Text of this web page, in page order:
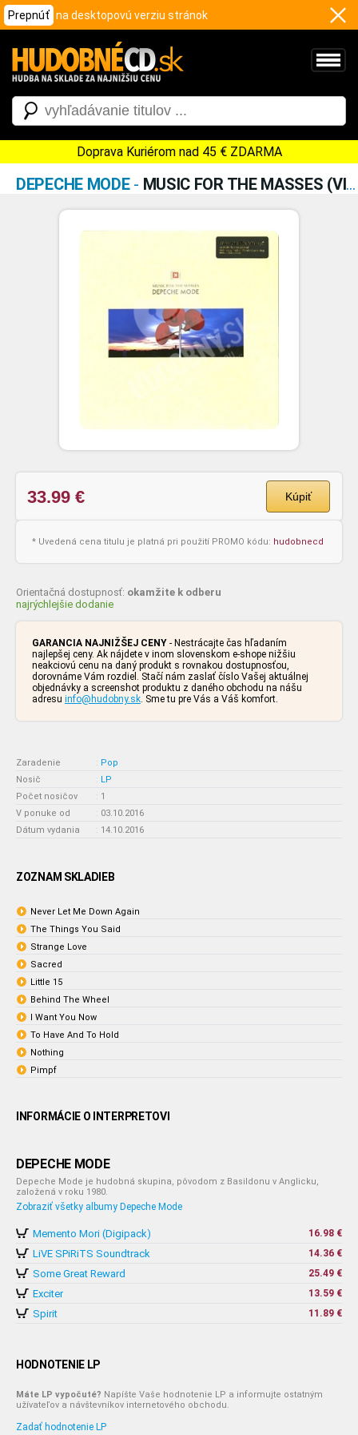
Prepnúť na desktopovú verziu stránok
Doprava Kuriérom nad 45 € ZDARMA
DEPECHE MODE- MUSIC FOR THE MASSES (VINYL)
33.99 € Kúpiť
* Uvedená cena titulu je platná pri použití PROMO kódu: hudobnecd
Orientačná dostupnosť: okamžite k odberu
najrýchlejšie dodanie
GARANCIA NAJNIŽŠEJ CENY - Nestrácajte čas hľadaním
najlepšej ceny. Ak nájdete v inom slovenskom e-shope nižšiu
neakciovú cenu na daný produkt s rovnakou dostupnosťou,
dorovnáme Vám rozdiel. Stačí nám zaslať číslo Vašej aktuálnej
objednávky a screenshot produktu z daného obchodu na nášu
adresu info@hudobny.sk. Sme tu pre Vás a Váš komfort.
Zaradenie : Pop
Nosič
: LP
Počet nosičov
: 1
V ponuke od
: 03.10.2016
Dátum vydania
: 14.10.2016
ZOZNAM SKLADIEB
Never Let Me Down Again
The Things You Said
Strange Love
Sacred
Little 15
Behind The Wheel
I Want You Now
To Have And To Hold
Nothing
Pimpf
INFORMÁCIE O INTERPRETOVI
DEPECHE MODE
Depeche Mode je hudobná skupina, pôvodom z Basildonu v Anglicku,
založená v roku 1980.
Zobraziť všetky albumy Depeche Mode
Memento Mori (Digipack) 16.98 €
LiVE SPiRiTS Soundtrack 14.36 €
Some Great Reward 25.49 €
Exciter 13.59 €
Spirit 11.89 €
HODNOTENIE LP
Máte LP vypočuté? Napíšte Vaše hodnotenie LP a informujte ostatným
užívateľov a návštevníkov internetového obchodu.
Zadať hodnotenie LP